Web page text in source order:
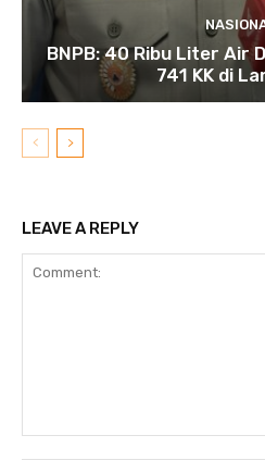
BNPB: 40 Ribu Liter Air
741 KK di
LEAVE A REPLY